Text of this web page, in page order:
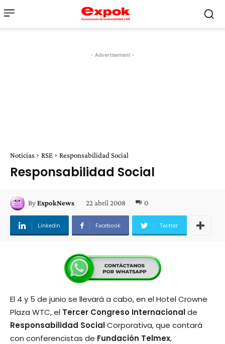
- Advertisement -
Noticias RSE Responsabilidad Social
Responsabilidad Social
ByExpokNews 22 abril 2008 0
Linkedin Facebook Twitter
El 4 y 5 de junio se llevará a cabo, en el Hotel Crowne
Plaza WTC, el Tercer Congreso Internacionalde
Responsabilidad SocialCorporativa, que contará
con conferencistas de Fundación Telmex,